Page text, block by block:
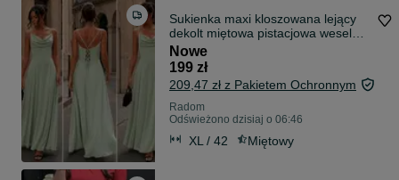
Sukienka maxi kloszowana lejący
dekolt miętowa pistacjowa wesele
poprawiny świadkowa zjawiskowa
piękna Varlesca chicaca XS S M L
XL
Nowe
199 zł
209,47 zł z Pakietem Ochronnym
Radom
Odświeżono dzisiaj o 06:46
XL / 42 Miętowy